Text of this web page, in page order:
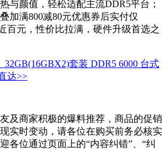
与颜值，轻松适配主流DDR5平台；
加满800减80元优惠券后实付仅
百元，性价比拉满，硬件升级首选之
套装 DDR5 6000 台式
达>>
及商家积极的爆料推荐，商品的促销
实时变动，请各位在购买前务必核实
各位通过页面上的“内容纠错”、“纠